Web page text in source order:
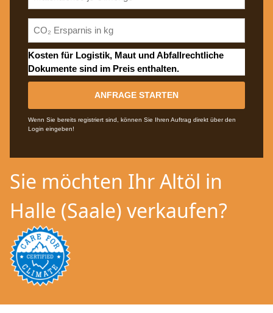
Kosten für Logistik, Maut und Abfallrechtliche
Dokumente sind im Preis enthalten.
ANFRAGE STARTEN
Wenn Sie bereits registriert sind, können Sie Ihren Auftrag direkt über den
Login eingeben!
Sie möchten Ihr Altöl in
Halle (Saale) verkaufen?